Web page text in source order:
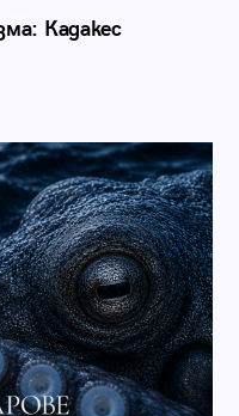
Кадакес